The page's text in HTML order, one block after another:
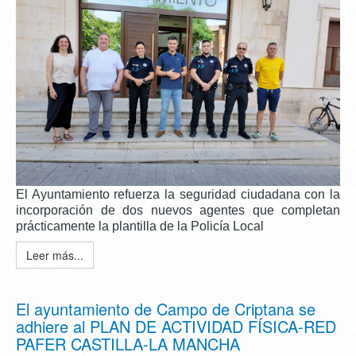
El Ayuntamiento refuerza la seguridad ciudadana con la
incorporación de dos nuevos agentes que completan
prácticamente la plantilla de la Policía Local
Leer más...
El ayuntamiento de Campo de Criptana se
adhiere al PLAN DE ACTIVIDAD FÍSICA-RED
PAFER CASTILLA-LA MANCHA